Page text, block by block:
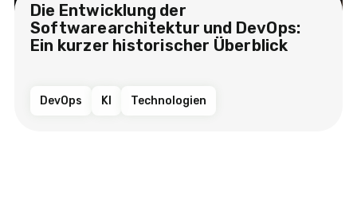
Die Entwicklung der
Softwarearchitektur und DevOps:
Ein kurzer historischer Überblick
DevOps KI Technologien